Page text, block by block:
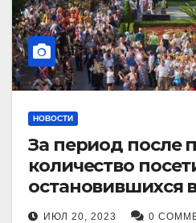
НОВОСТИ
За период после
количество
остановившихся
Кисловодска,
ИЮЛ 20, 2023 0